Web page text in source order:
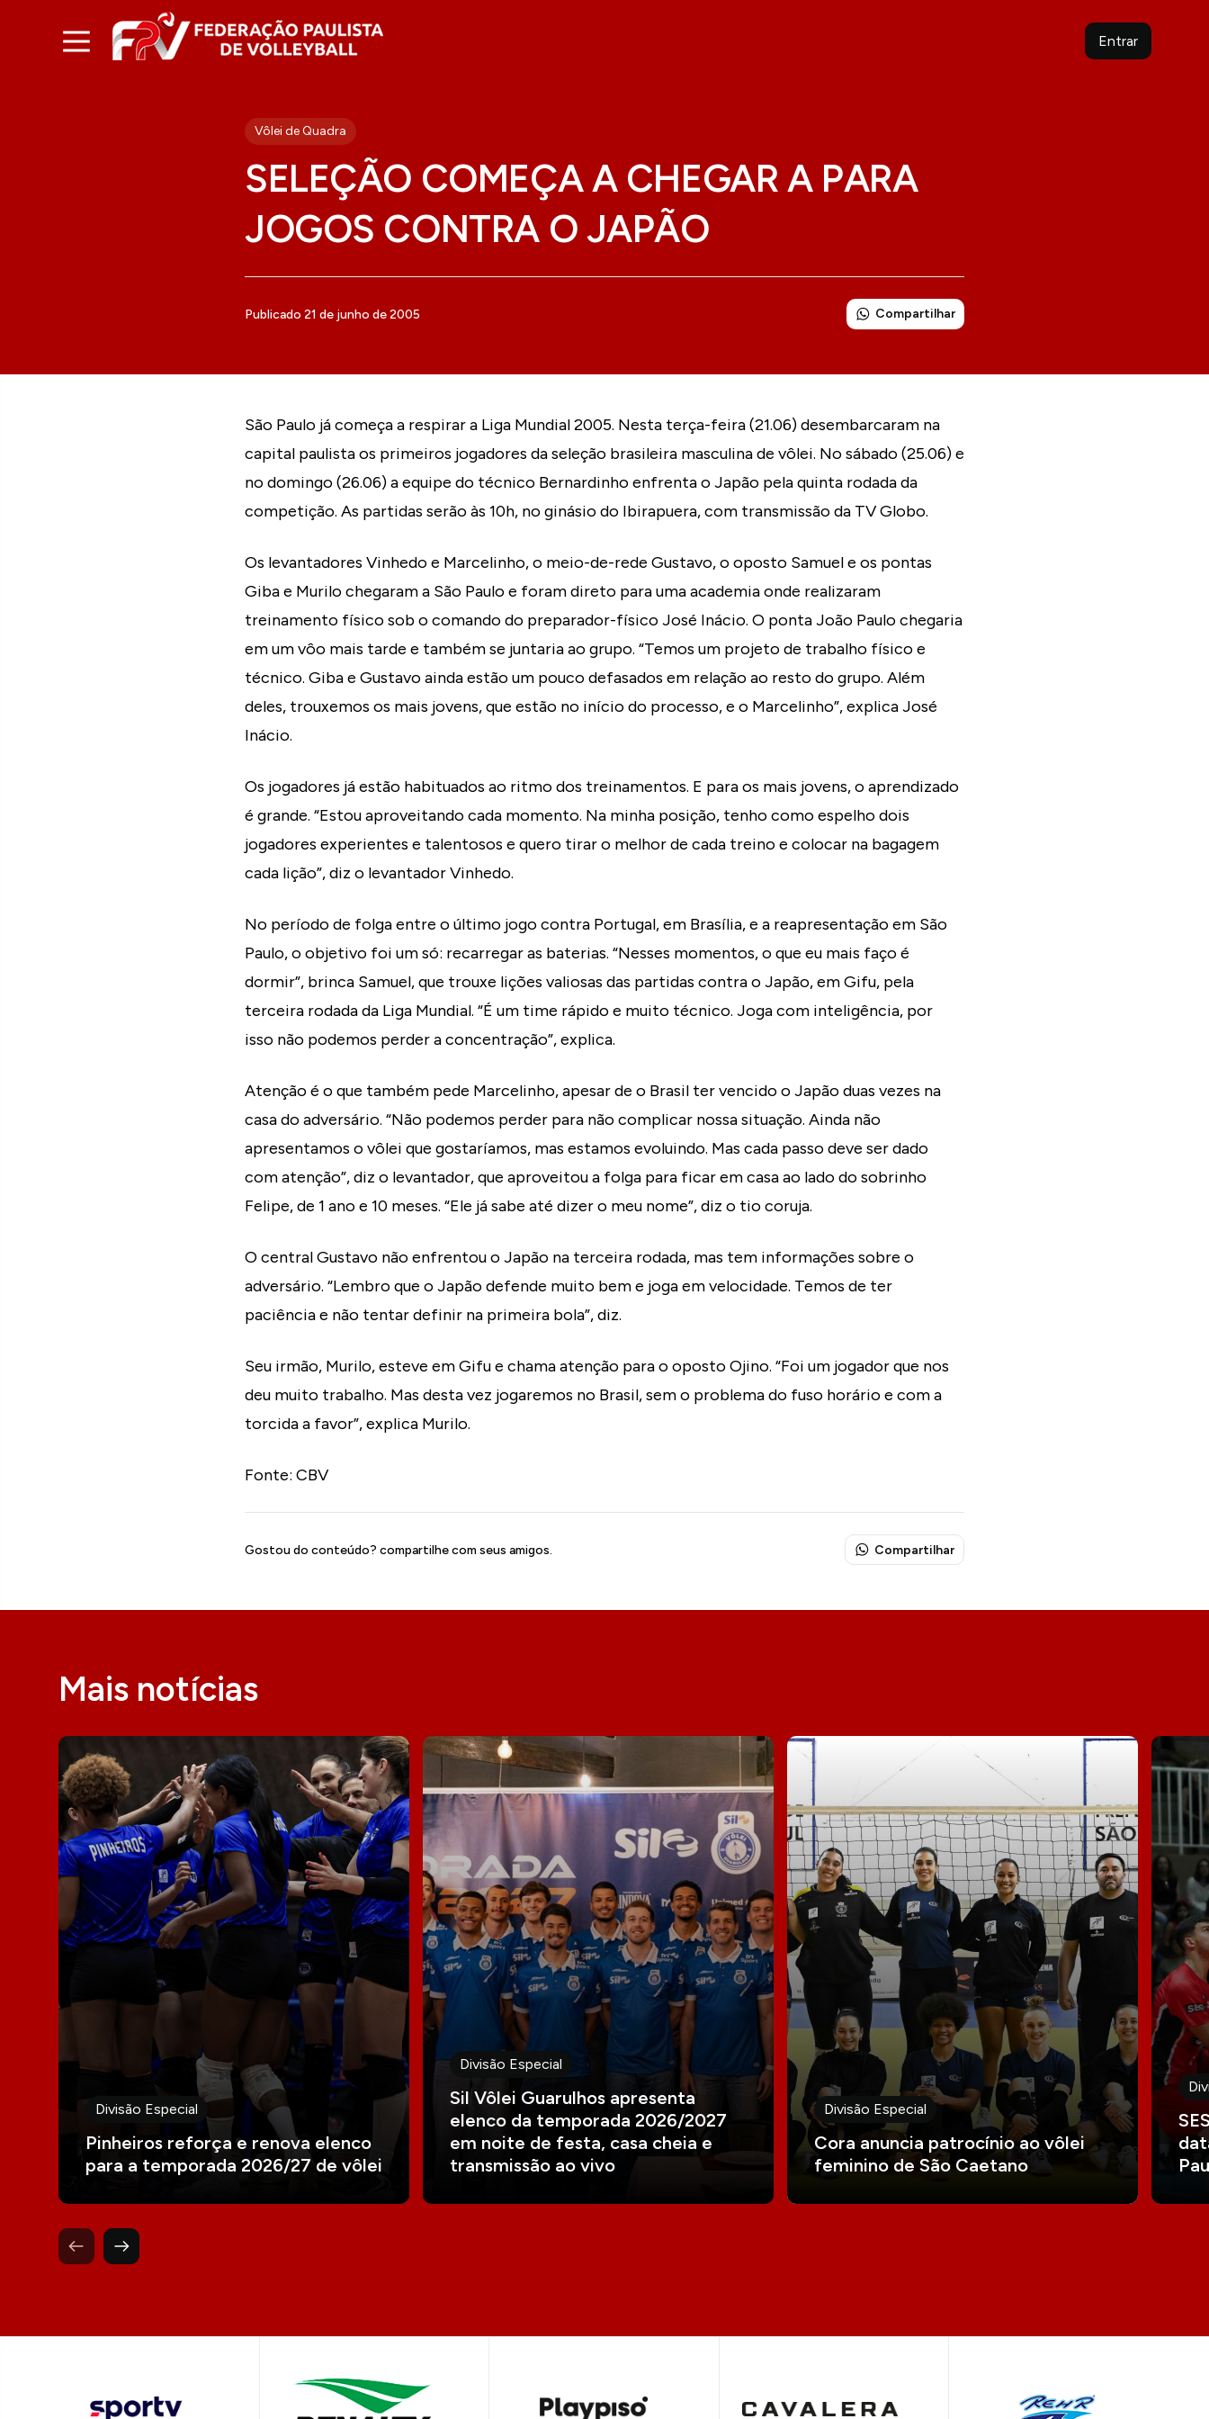
Entrar
Vôlei de Quadra
SELEÇÃO COMEÇA A CHEGAR A PARA
JOGOS CONTRA O JAPÃO
Publicado 21 de junho de 2005 Compartilhar
São Paulo já começa a respirar a Liga Mundial 2005. Nesta terça-feira (21.06) desembarcaram na
capital paulista os primeiros jogadores da seleção brasileira masculina de vôlei. No sábado (25.06) e
no domingo (26.06) a equipe do técnico Bernardinho enfrenta o Japão pela quinta rodada da
competição. As partidas serão às 10h, no ginásio do Ibirapuera, com transmissão da TV Globo.
Os levantadores Vinhedo e Marcelinho, o meio-de-rede Gustavo, o oposto Samuel e os pontas
Giba e Murilo chegaram a São Paulo e foram direto para uma academia onde realizaram
treinamento físico sob o comando do preparador-físico José Inácio. O ponta João Paulo chegaria
em um vôo mais tarde e também se juntaria ao grupo. “Temos um projeto de trabalho físico e
técnico. Giba e Gustavo ainda estão um pouco defasados em relação ao resto do grupo. Além
deles, trouxemos os mais jovens, que estão no início do processo, e o Marcelinho”, explica José
Inácio.
Os jogadores já estão habituados ao ritmo dos treinamentos. E para os mais jovens, o aprendizado
é grande. “Estou aproveitando cada momento. Na minha posição, tenho como espelho dois
jogadores experientes e talentosos e quero tirar o melhor de cada treino e colocar na bagagem
cada lição”, diz o levantador Vinhedo.
No período de folga entre o último jogo contra Portugal, em Brasília, e a reapresentação em São
Paulo, o objetivo foi um só: recarregar as baterias. “Nesses momentos, o que eu mais faço é
dormir”, brinca Samuel, que trouxe lições valiosas das partidas contra o Japão, em Gifu, pela
terceira rodada da Liga Mundial. “É um time rápido e muito técnico. Joga com inteligência, por
isso não podemos perder a concentração”, explica.
Atenção é o que também pede Marcelinho, apesar de o Brasil ter vencido o Japão duas vezes na
casa do adversário. “Não podemos perder para não complicar nossa situação. Ainda não
apresentamos o vôlei que gostaríamos, mas estamos evoluindo. Mas cada passo deve ser dado
com atenção”, diz o levantador, que aproveitou a folga para ficar em casa ao lado do sobrinho
Felipe, de 1 ano e 10 meses. “Ele já sabe até dizer o meu nome”, diz o tio coruja.
O central Gustavo não enfrentou o Japão na terceira rodada, mas tem informações sobre o
adversário. “Lembro que o Japão defende muito bem e joga em velocidade. Temos de ter
paciência e não tentar definir na primeira bola”, diz.
Seu irmão, Murilo, esteve em Gifu e chama atenção para o oposto Ojino. “Foi um jogador que nos
deu muito trabalho. Mas desta vez jogaremos no Brasil, sem o problema do fuso horário e com a
torcida a favor”, explica Murilo.
Fonte: CBV
Gostou do conteúdo? compartilhe com seus amigos. Compartilhar
Mais notícias
Divisão Especial
Pinheiros reforça e renova elenco
para a temporada 2026/27 de vôlei
Divisão Especial
Sil Vôlei Guarulhos apresenta
elenco da temporada 2026/2027
em noite de festa, casa cheia e
transmissão ao vivo
Divisão Especial
Cora anuncia patrocínio ao vôlei
feminino de São Caetano